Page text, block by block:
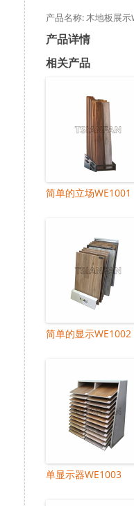
产品名称: 木地板展示
产品详情
相关产品
简单的立场WE1001
简单的显示WE1002
单显示器WE1003